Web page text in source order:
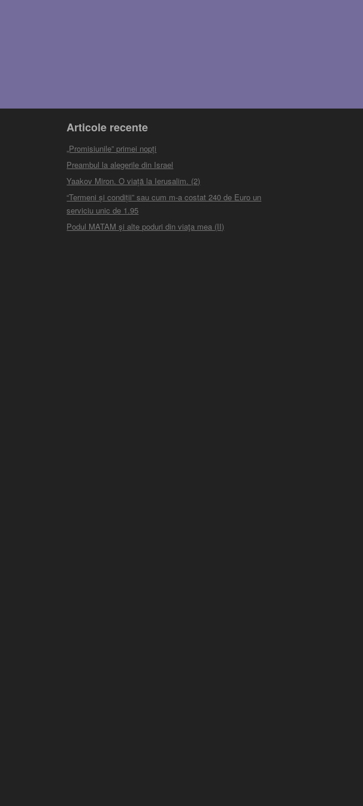
Articole recente
„Promisiunile” primei nopți
Preambul la alegerile din Israel
Yaakov Miron. O viață la Ierusalim. (2)
“Termeni și condiții” sau cum m-a costat 240 de Euro un
serviciu unic de 1.95
Podul MATAM şi alte poduri din viaţa mea (II)